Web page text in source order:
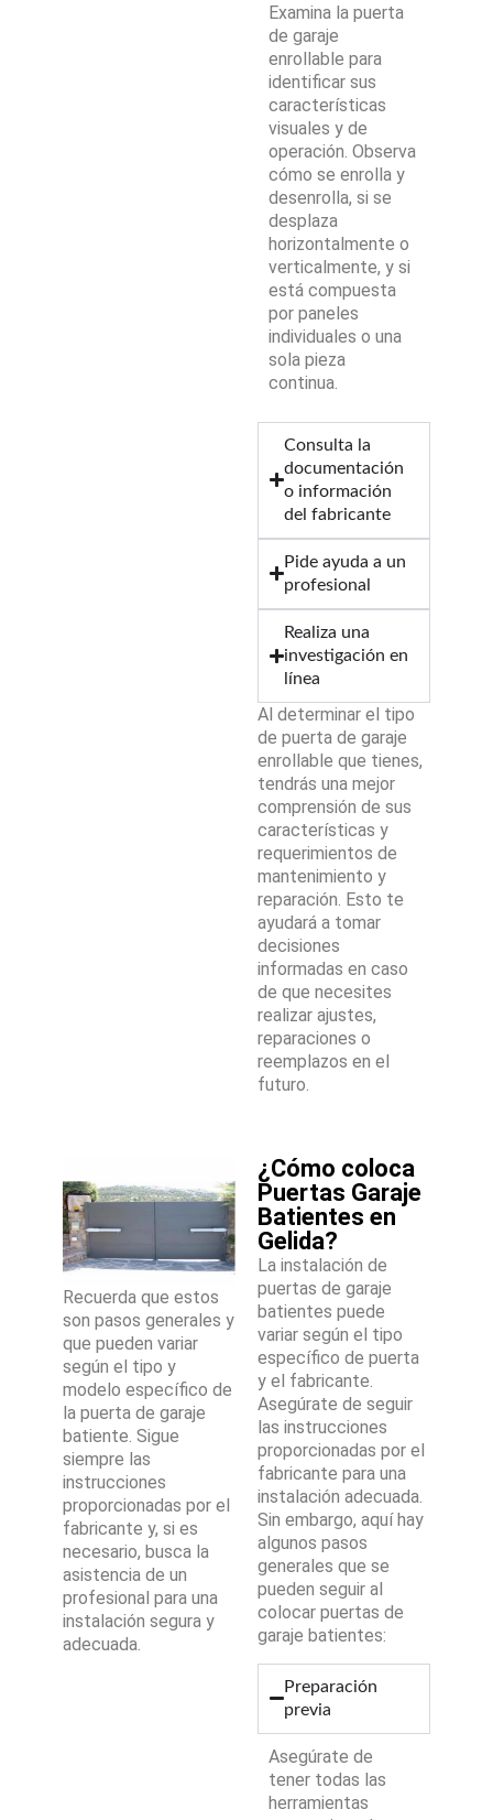
Examina la puerta
de garaje
enrollable para
identificar sus
características
visuales y de
operación. Observa
cómo se enrolla y
desenrolla, si se
desplaza
horizontalmente o
verticalmente, y si
está compuesta
por paneles
individuales o una
sola pieza
continua.
Consulta la
documentación
o información
del fabricante
Pide ayuda a un
profesional
Realiza una
investigación en
línea
Al determinar el tipo
de puerta de garaje
enrollable que tienes,
tendrás una mejor
comprensión de sus
características y
requerimientos de
mantenimiento y
reparación. Esto te
ayudará a tomar
decisiones
informadas en caso
de que necesites
realizar ajustes,
reparaciones o
reemplazos en el
futuro.
Recuerda que estos
son pasos generales y
que pueden variar
según el tipo y
modelo específico de
la puerta de garaje
batiente. Sigue
siempre las
instrucciones
proporcionadas por el
fabricante y, si es
necesario, busca la
asistencia de un
profesional para una
instalación segura y
adecuada.
¿Cómo coloca
Puertas Garaje
Batientes en
Gelida?
La instalación de
puertas de garaje
batientes puede
variar según el tipo
específico de puerta
y el fabricante.
Asegúrate de seguir
las instrucciones
proporcionadas por el
fabricante para una
instalación adecuada.
Sin embargo, aquí hay
algunos pasos
generales que se
pueden seguir al
colocar puertas de
garaje batientes:
Preparación
previa
Asegúrate de
tener todas las
herramientas